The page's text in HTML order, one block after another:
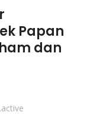
Papan
dan